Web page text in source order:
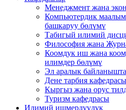
Менеджмент жана
Компьютердик
башкаруу бөлүмү
Табигый илимий
Философия жана
Коомдук иш жана
илимдер бөлүмү
Эл аралык
Дене тарбия кафедрасы
Кыргыз жана орус
Туризм кафедрасы
Илимий ишмердүүлүк